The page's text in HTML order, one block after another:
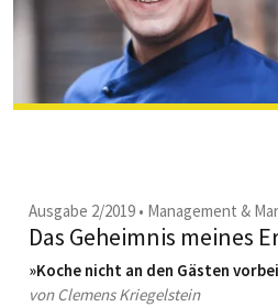
Ausgabe 2/2019 • Management &
Das Geheimnis meines
»Koche nicht an den Gästen
von Clemens Kriegelstein